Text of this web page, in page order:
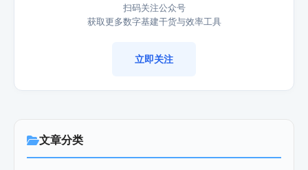
扫码关注公众号
获取更多数字基建干货与效率工具
立即关注
文章分类